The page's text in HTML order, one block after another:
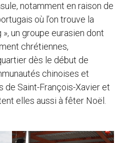
notamment en raison de
où l’on trouve la
un groupe eurasien dont
chrétiennes,
dès le début de
chinoises et
de Saint-François-Xavier et
elles aussi à fêter Noël.